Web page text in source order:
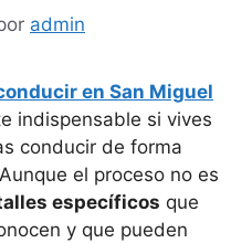
admin
en San Miguel
indispensable si vives
conducir de forma
el proceso no es
específicos que
y que pueden